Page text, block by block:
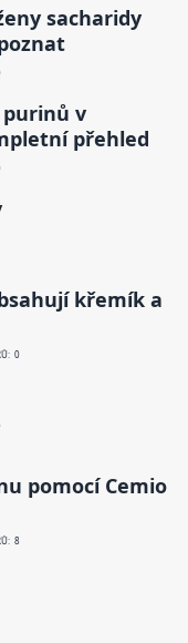
sacharidy
v
přehled
křemík a
0
pomocí Cemio
8